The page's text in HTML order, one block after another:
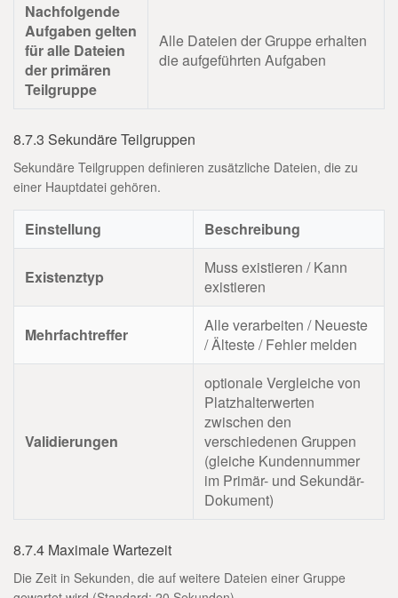
Nachfolgende
Aufgaben gelten
für alle Dateien
der primären
Teilgruppe
Alle Dateien der Gruppe erhalten
die aufgeführten Aufgaben
8.7.3 Sekundäre Teilgruppen
Sekundäre Teilgruppen definieren zusätzliche Dateien, die zu
einer Hauptdatei gehören.
Einstellung Beschreibung
Existenztyp
Muss existieren / Kann
existieren
Mehrfachtreffer
Alle verarbeiten / Neueste
/ Älteste / Fehler melden
Validierungen
optionale Vergleiche von
Platzhalterwerten
zwischen den
verschiedenen Gruppen
(gleiche Kundennummer
im Primär- und Sekundär-
Dokument)
8.7.4 Maximale Wartezeit
Die Zeit in Sekunden, die auf weitere Dateien einer Gruppe